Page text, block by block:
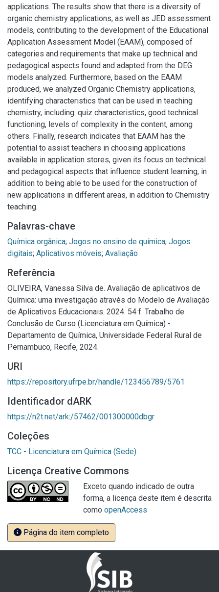
applications. The results show that there is a diversity of
organic chemistry applications, as well as JED assessment
models, contributing to the development of the Educational
Application Assessment Model (EAAM), composed of
categories and requirements that make up technical and
pedagogical aspects found and adapted from the DEG
models analyzed. Furthermore, based on the EAAM
produced, we analyzed Organic Chemistry applications,
identifying characteristics that can be used in teaching
chemistry, including: quiz characteristics, good technical
functioning, levels of complexity in the content, among
others. Finally, research indicates that EAAM has the
potential to assist teachers in choosing applications
available in application stores, given its focus on technical
and pedagogical aspects that influence student learning, in
addition to being able to be used for the construction of
new applications in different areas, in addition to Chemistry
teaching.
Palavras-chave
Química orgânica; Jogos no ensino de química; Jogos
digitais; Aplicativos móveis; Avaliação
Referência
OLIVEIRA, Vanessa Silva de. Avaliação de aplicativos de
Química: uma investigação através do Modelo de Avaliação
de Aplicativos Educacionais. 2024. 54 f. Trabalho de
Conclusão de Curso (Licenciatura em Química) -
Departamento de Química, Universidade Federal Rural de
Pernambuco, Recife, 2024.
URI
https://repository.ufrpe.br/handle/123456789/5761
Identificador dARK
https://n2t.net/ark:/57462/001300000dbgr
Coleções
TCC - Licenciatura em Química (Sede)
Licença Creative Commons
Exceto quando indicado de outra
forma, a licença deste item é descrita
como openAccess
Página do item completo